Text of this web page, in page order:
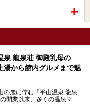
泉 龍泉荘 御殿乳母の
湯から館内グルメまで魅
の麓に佇む「平山温泉 龍泉
開業以来、多くの温泉マニ